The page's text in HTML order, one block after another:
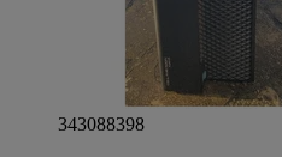
343088398